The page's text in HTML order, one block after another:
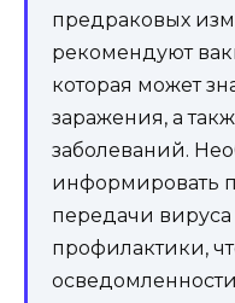
предраковых
рекомендуют
которая может
заражения, а
заболеваний.
информировать
передачи
профилактики,